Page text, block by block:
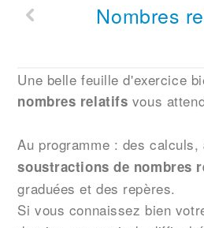
Nombres
Une belle feuille d'exercice
nombres relatifs vous
Au programme : des calculs,
soustractions de nombres
graduées et des repères.
Si vous connaissez bien